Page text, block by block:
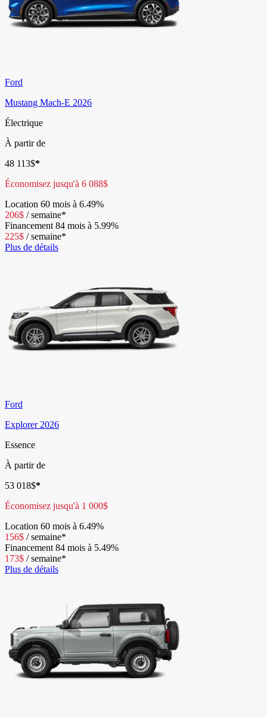
Ford
Mustang Mach-E 2026
Électrique
À partir de
48 113$*
Économisez jusqu'à 6 088$
Location 60 mois à 6.49%
206$ /semaine*
Financement 84 mois à 5.99%
225$ /semaine*
Plus de détails
Ford
Explorer 2026
Essence
À partir de
53 018$*
Économisez jusqu'à 1 000$
Location 60 mois à 6.49%
156$ /semaine*
Financement 84 mois à 5.49%
173$ /semaine*
Plus de détails